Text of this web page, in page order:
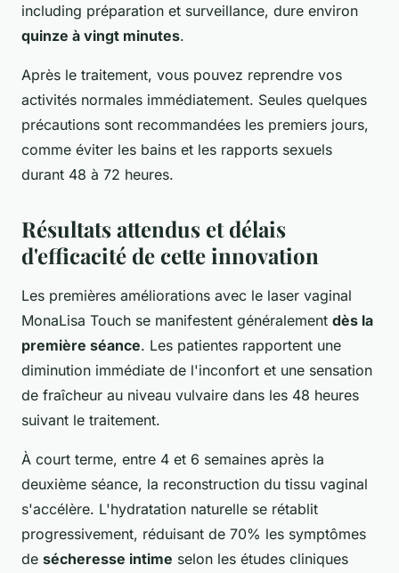
including préparation et surveillance, dure environ
quinze à vingt minutes.
Après le traitement, vous pouvez reprendre vos
activités normales immédiatement. Seules quelques
précautions sont recommandées les premiers jours,
comme éviter les bains et les rapports sexuels
durant 48 à 72 heures.
Résultats attendus et délais
d'efficacité de cette innovation
Les premières améliorations avec le laser vaginal
MonaLisa Touch se manifestent généralement dès la
première séance. Les patientes rapportent une
diminution immédiate de l'inconfort et une sensation
de fraîcheur au niveau vulvaire dans les 48 heures
suivant le traitement.
À court terme, entre 4 et 6 semaines après la
deuxième séance, la reconstruction du tissu vaginal
s'accélère. L'hydratation naturelle se rétablit
progressivement, réduisant de 70% les symptômes
de sécheresse intime selon les études cliniques